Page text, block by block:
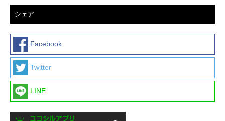
シェア
Facebook
Twitter
LINE